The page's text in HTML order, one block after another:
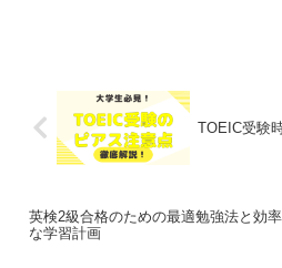
TOEIC受験
英検2級合格のための最適勉強法と効
な学習計画